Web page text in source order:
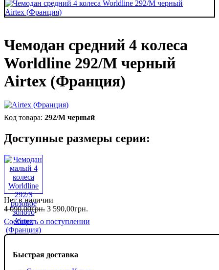
Чемодан средний 4 колеса
Worldline 292/M черный
Airtex (Франция)
Быстрая доставка
292/M черный
Доступные размеры серии:
Нет в наличии
4 090,00грн. 3 590,00грн.
Сообщить о поступлении